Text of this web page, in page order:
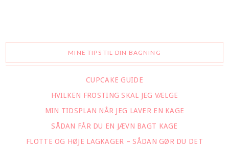
MINE TIPS TIL DIN BAGNING
CUPCAKE GUIDE
HVILKEN FROSTING SKAL JEG VÆLGE
MIN TIDSPLAN NÅR JEG LAVER EN KAGE
SÅDAN FÅR DU EN JÆVN BAGT KAGE
FLOTTE OG HØJE LAGKAGER – SÅDAN GØR DU DET